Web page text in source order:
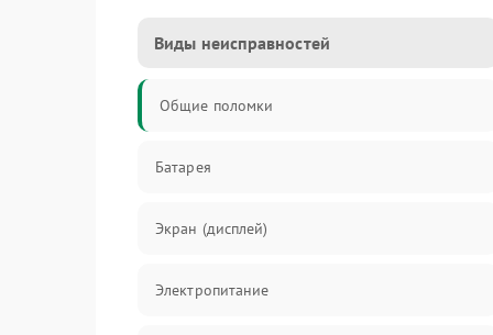
Виды неисправностей
Общие поломки
Батарея
Экран (дисплей)
Электропитание